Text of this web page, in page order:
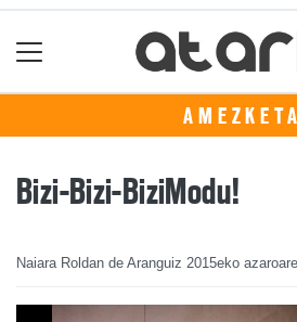
AMEZKETA
Bizi-Bizi-BiziModu!
Naiara Roldan de Aranguiz 2015eko